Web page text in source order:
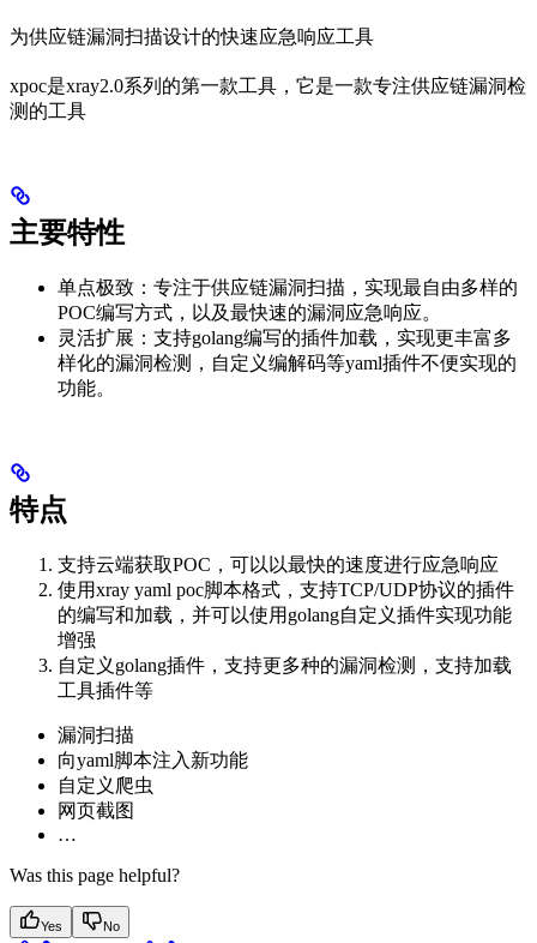
为供应链漏洞扫描设计的快速应急响应工具
xpoc是xray2.0系列的第一款工具，它是一款专注供应链漏洞检
测的工具
主要特性
单点极致：专注于供应链漏洞扫描，实现最自由多样的
POC编写方式，以及最快速的漏洞应急响应。
灵活扩展：支持golang编写的插件加载，实现更丰富多
样化的漏洞检测，自定义编解码等yaml插件不便实现的
功能。
特点
支持云端获取POC，可以以最快的速度进行应急响应
使用xray yaml poc脚本格式，支持TCP/UDP协议的插件
的编写和加载，并可以使用golang自定义插件实现功能
增强
自定义golang插件，支持更多种的漏洞检测，支持加载
工具插件等
漏洞扫描
向yaml脚本注入新功能
自定义爬虫
网页截图
…
Was this page helpful?
Yes No